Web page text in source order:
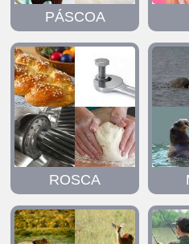
PÁSCOA
ROSCA